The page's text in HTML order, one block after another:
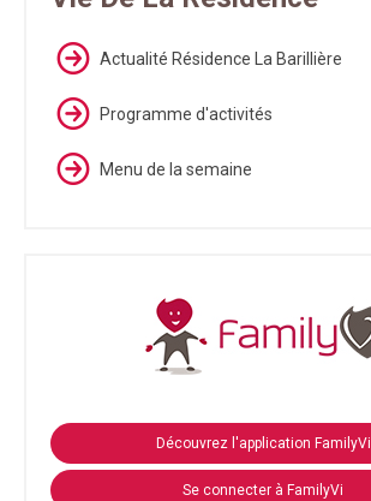
Actualité Résidence La Barillière
Programme d'activités
Menu de la semaine
Découvrez l'application FamilyVi
Se connecter à FamilyVi